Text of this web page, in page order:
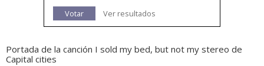
Votar
Ver resultados
Portada de la canción I sold my bed, but not my stereo de
Capital cities